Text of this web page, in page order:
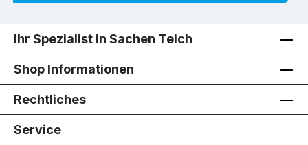
Ihr Spezialist in Sachen Teich
Shop Informationen
Rechtliches
Service